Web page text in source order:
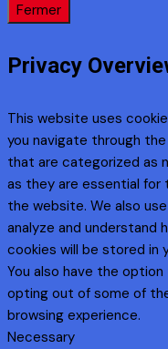
Fermer
Privacy
This website uses
you navigate through
that are categorized as
as they are essential for
the website. We also
analyze and understand
cookies will be stored in
You also have the
opting out of some of
browsing experience.
Necessary